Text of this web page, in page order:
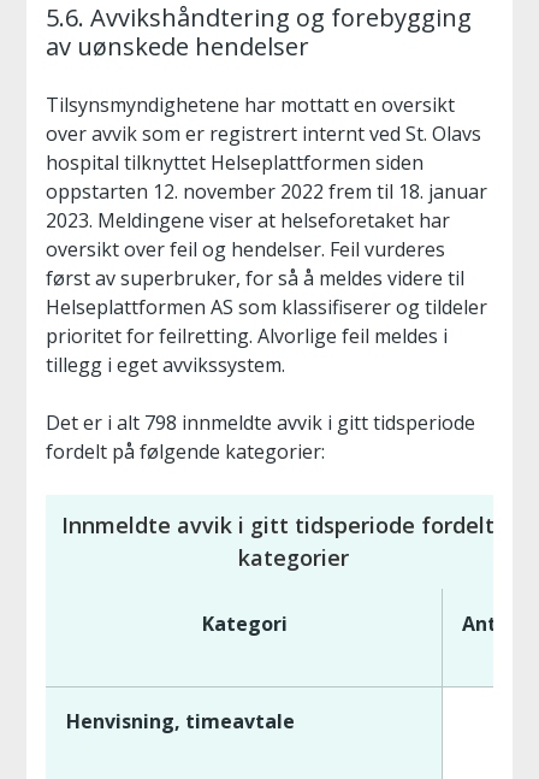
5.6. Avvikshåndtering og forebygging
av uønskede hendelser
Tilsynsmyndighetene har mottatt en oversikt
over avvik som er registrert internt ved St. Olavs
hospital tilknyttet Helseplattformen siden
oppstarten 12. november 2022 frem til 18. januar
2023. Meldingene viser at helseforetaket har
oversikt over feil og hendelser. Feil vurderes
først av superbruker, for så å meldes videre til
Helseplattformen AS som klassifiserer og tildeler
prioritet for feilretting. Alvorlige feil meldes i
tillegg i eget avvikssystem.
Det er i alt 798 innmeldte avvik i gitt tidsperiode
fordelt på følgende kategorier:
Innmeldte avvik i gitt tidsperiode fordelt på
kategorier
Kategori Antall
Henvisning, timeavtale